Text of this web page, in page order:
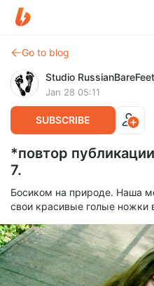
Go to blog
Studio RussianBareFeet
Jan 28 05:11
SUBSCRIBE
*повтор
7.
Босиком на природе. Наша
свои красивые голые ножки